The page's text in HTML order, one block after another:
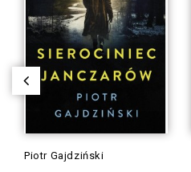
Piotr Gajdziński